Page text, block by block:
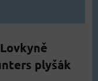
plyšák